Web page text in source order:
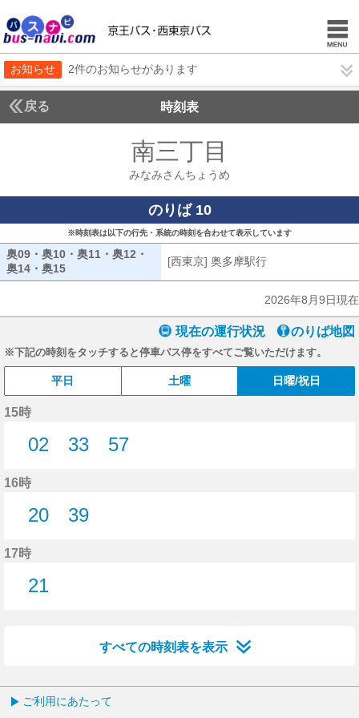
お知らせ 2件のお知らせがあります
戻る 時刻表
南三丁目
みなみさんちょうめ
のりば 10
※時刻表は以下の行先・系統の時刻を合わせて表示しています
奥09・奥10・奥11・奥12・
奥14・奥15 奥09・奥10・奥11・奥12・奥14・奥15
[西東京] 奥多摩駅行
2026年8月9日現在
現在の運行状況 のりば地図
※下記の時刻をタッチすると停車バス停をすべてご覧いただけます。
平日 土曜 日曜/祝日
15時
02
33
57
16時
20
39
17時
21
すべての時刻表を表示
ご利用にあたって